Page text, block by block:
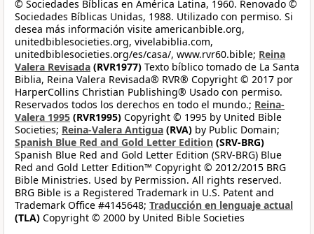
© Sociedades Bíblicas en América Latina, 1960. Renovado ©
Sociedades Bíblicas Unidas, 1988. Utilizado con permiso. Si
desea más información visite americanbible.org,
unitedbiblesocieties.org, vivelabiblia.com,
unitedbiblesocieties.org/es/casa/, www.rvr60.bible; Reina
Valera Revisada (RVR1977) Texto bíblico tomado de La Santa
Biblia, Reina Valera Revisada® RVR® Copyright © 2017 por
HarperCollins Christian Publishing® Usado con permiso.
Reservados todos los derechos en todo el mundo.; Reina-
Valera 1995 (RVR1995) Copyright © 1995 by United Bible
Societies; Reina-Valera Antigua (RVA) by Public Domain;
Spanish Blue Red and Gold Letter Edition (SRV-BRG)
Spanish Blue Red and Gold Letter Edition (SRV-BRG) Blue
Red and Gold Letter Edition™ Copyright © 2012/2015 BRG
Bible Ministries. Used by Permission. All rights reserved.
BRG Bible is a Registered Trademark in U.S. Patent and
Trademark Office #4145648; Traducción en lenguaje actual
(TLA) Copyright © 2000 by United Bible Societies